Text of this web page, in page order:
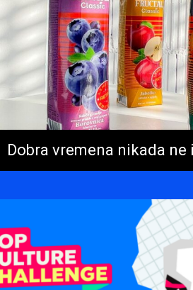
Dobra vremena nikada